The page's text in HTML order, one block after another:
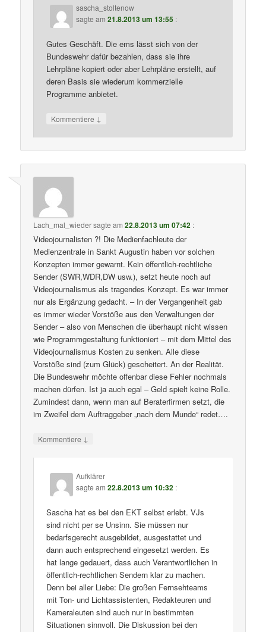
sascha_stoltenow
sagte am21.8.2013 um 13:55 :
Gutes Geschäft. Die ems lässt sich von der
Bundeswehr dafür bezahlen, dass sie ihre
Lehrpläne kopiert oder aber Lehrpläne erstellt, auf
deren Basis sie wiederum kommerzielle
Programme anbietet.
Kommentiere ↓
Lach_mal_wiedersagte am22.8.2013 um 07:42 :
Videojournalisten ?! Die Medienfachleute der
Medienzentrale in Sankt Augustin haben vor solchen
Konzepten immer gewarnt. Kein öffentlich-rechtliche
Sender (SWR,WDR,DW usw.), setzt heute noch auf
Videojournalismus als tragendes Konzept. Es war immer
nur als Ergänzung gedacht. – In der Vergangenheit gab
es immer wieder Vorstöße aus den Verwaltungen der
Sender – also von Menschen die überhaupt nicht wissen
wie Programmgestaltung funktioniert – mit dem Mittel des
Videojournalismus Kosten zu senken. Alle diese
Vorstöße sind (zum Glück) gescheitert. An der Realität.
Die Bundeswehr möchte offenbar diese Fehler nochmals
machen dürfen. Ist ja auch egal – Geld spielt keine Rolle.
Zumindest dann, wenn man auf Beraterfirmen setzt, die
im Zweifel dem Auftraggeber „nach dem Munde“ redet….
Kommentiere ↓
Aufklärer
sagte am22.8.2013 um 10:32 :
Sascha hat es bei den EKT selbst erlebt. VJs
sind nicht per se Unsinn. Sie müssen nur
bedarfsgerecht ausgebildet, ausgestattet und
dann auch entsprechend eingesetzt werden. Es
hat lange gedauert, dass auch Verantwortlichen in
öffentlich-rechtlichen Sendern klar zu machen.
Denn bei aller Liebe: Die großen Fernsehteams
mit Ton- und Lichtassistenten, Redakteuren und
Kameraleuten sind auch nur in bestimmten
Situationen sinnvoll. Die Diskussion bei den